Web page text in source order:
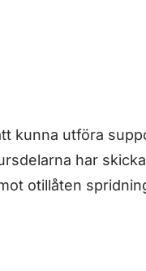
kunna utföra
har
otillåten